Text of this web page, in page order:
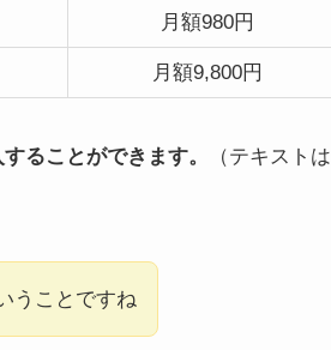
月額980円
月額9,800円
ることができます。
（テキストは
うことですね